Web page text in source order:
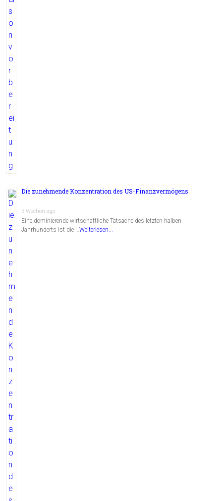
Die zunehmende Konzentration des US-Finanzvermögens
3 Wochen ago
Eine dominierende wirtschaftliche Tatsache des letzten halben
Jahrhunderts ist die …Weiterlesen...